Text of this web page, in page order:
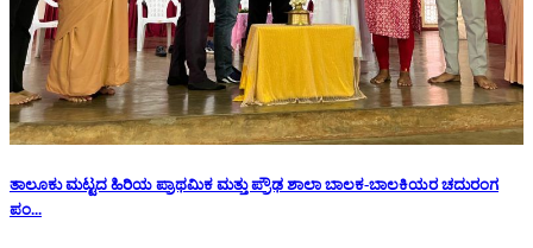
ತಾಲೂಕು ಮಟ್ಟದ ಹಿರಿಯ ಪ್ರಾಥಮಿಕ ಮತ್ತು ಪ್ರೌಢ ಶಾಲಾ ಬಾಲಕ-ಬಾಲಕಿಯರ ಚದುರಂಗ
ಪಂ...